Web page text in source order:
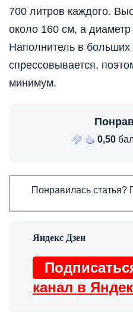
700 литров каждого.
около 160 см, а
Наполнитель в
спрессовывается,
минимум.
0,50
Понравилась статья?
канал в